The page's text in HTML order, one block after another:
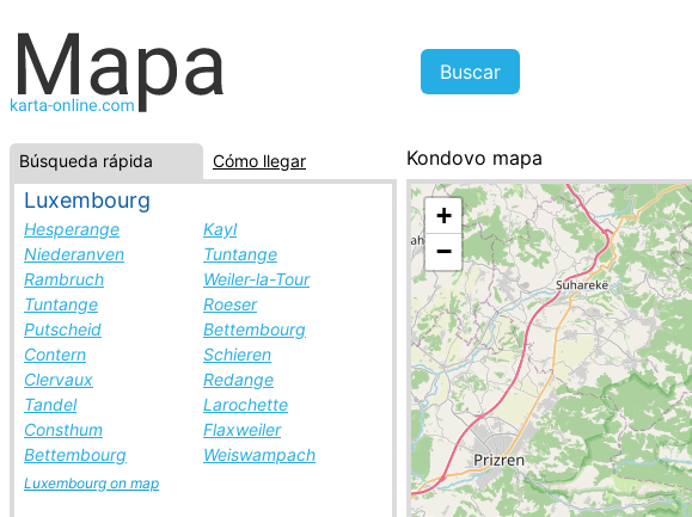
Búsqueda rápida Cómo llegar
Luxembourg
Hesperange
Kayl
Niederanven
Tuntange
Rambruch
Weiler-la-Tour
Tuntange
Roeser
Putscheid
Bettembourg
Contern
Schieren
Clervaux
Redange
Tandel
Larochette
Consthum
Flaxweiler
Bettembourg
Weiswampach
Luxembourg on map
Kondovo mapa
Macedonia, la lista de ciudades
+
−